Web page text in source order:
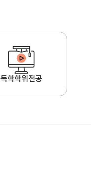
독학학위전공